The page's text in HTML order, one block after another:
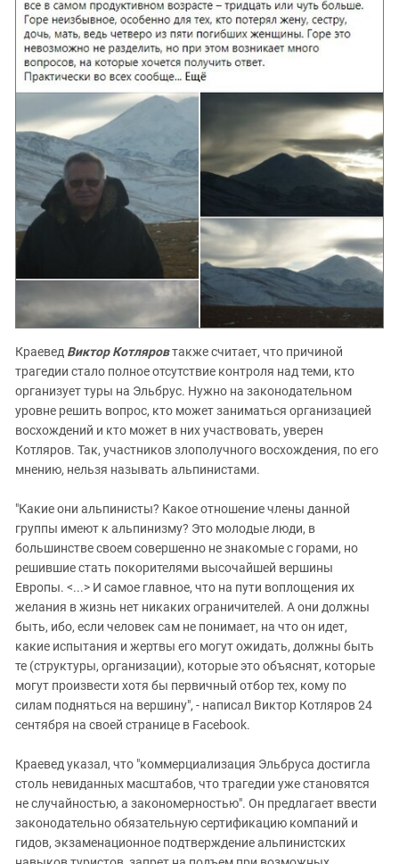
Краевед Виктор Котляровтакже считает, что причиной
трагедии стало полное отсутствие контроля над теми, кто
организует туры на Эльбрус. Нужно на законодательном
уровне решить вопрос, кто может заниматься организацией
восхождений и кто может в них участвовать, уверен
Котляров. Так, участников злополучного восхождения, по его
мнению, нельзя называть альпинистами.
"Какие они альпинисты? Какое отношение члены данной
группы имеют к альпинизму? Это молодые люди, в
большинстве своем совершенно не знакомые с горами, но
решившие стать покорителями высочайшей вершины
Европы. <...> И самое главное, что на пути воплощения их
желания в жизнь нет никаких ограничителей. А они должны
быть, ибо, если человек сам не понимает, на что он идет,
какие испытания и жертвы его могут ожидать, должны быть
те (структуры, организации), которые это объяснят, которые
могут произвести хотя бы первичный отбор тех, кому по
силам подняться на вершину", - написал Виктор Котляров 24
сентября на своей странице в Facebook.
Краевед указал, что "коммерциализация Эльбруса достигла
столь невиданных масштабов, что трагедии уже становятся
не случайностью, а закономерностью". Он предлагает ввести
законодательно обязательную сертификацию компаний и
гидов, экзаменационное подтверждение альпинистских